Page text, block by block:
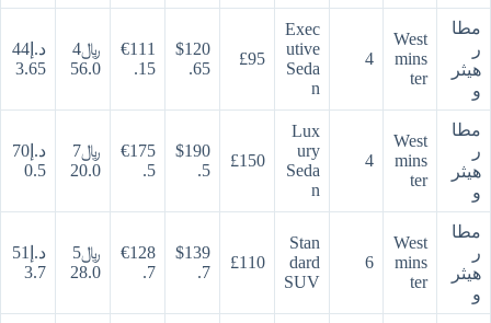
مطا
ر
هيثر
و
West
mins
ter
4
Exec
utive
Seda
n
£95
$120
.65
€111
.15
﷼4
56.0
د.إ44
3.65
مطا
ر
هيثر
و
West
mins
ter
4
Lux
ury
Seda
n
£150
$190
.5
€175
.5
﷼7
20.0
د.إ70
0.5
مطا
ر
هيثر
و
West
mins
ter
6
Stan
dard
SUV
£110
$139
.7
€128
.7
﷼5
28.0
د.إ51
3.7